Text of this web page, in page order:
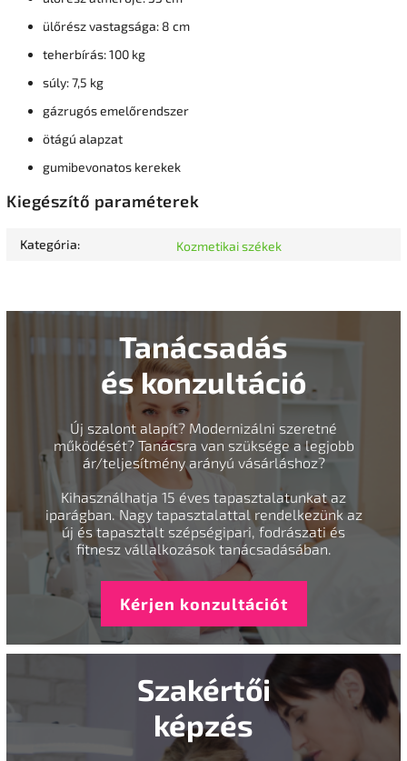
ülőrész vastagsága: 8 cm
teherbírás: 100 kg
súly: 7,5 kg
gázrugós emelőrendszer
ötágú alapzat
gumibevonatos kerekek
Kiegészítő paraméterek
Kategória: Kozmetikai székek
Tanácsadás
és konzultáció
Új szalont alapít? Modernizálni szeretné
működését? Tanácsra van szüksége a legjobb
ár/teljesítmény arányú vásárláshoz?
Kihasználhatja 15 éves tapasztalatunkat az
iparágban. Nagy tapasztalattal rendelkezünk az
új és tapasztalt szépségipari, fodrászati és
fitnesz vállalkozások tanácsadásában.
Kérjen konzultációt
Szakértői
képzés